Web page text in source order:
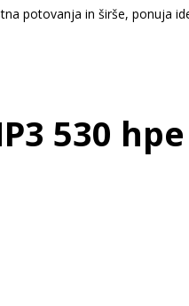
potovanja in širše, ponuja
530